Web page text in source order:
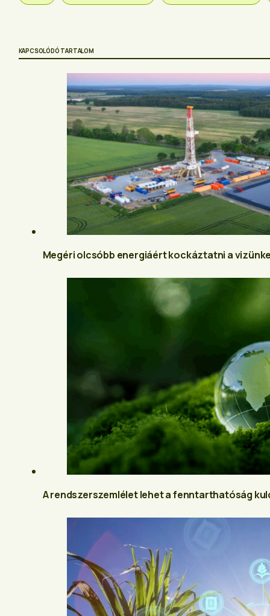
KAPCSOLÓDÓ TARTALOM
Megéri olcsóbb energiáért kockáztatni a
A rendszerszemlélet lehet a fenntarthatóság